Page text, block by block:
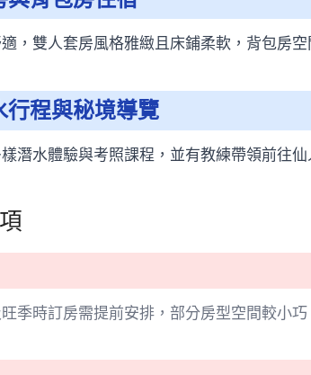
，雙人套房風格雅緻且床鋪柔軟，背包房
行程與秘境導覽
潛水體驗與考照課程，並有教練帶領前往
季時訂房需提前安排，部分房型空間較小